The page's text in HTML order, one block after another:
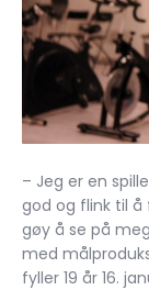
– Jeg er en
god og flink til å
gøy å se på
med
fyller 19 år 16.